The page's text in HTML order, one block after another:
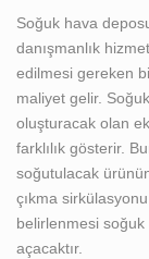
Soğuk hava
danışmanlık
edilmesi gereken
maliyet gelir.
oluşturacak olan
farklılık gösterir.
soğutulacak
çıkma
belirlenmesi
açacaktır.